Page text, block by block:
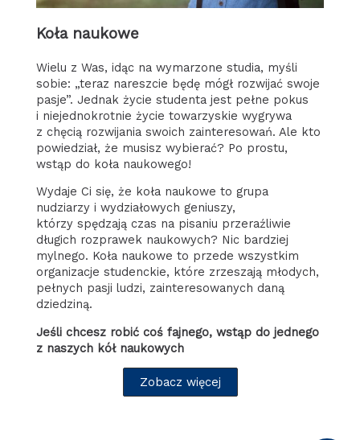
Koła naukowe
Wielu z Was, idąc na wymarzone studia, myśli
sobie: „teraz nareszcie będę mógł rozwijać swoje
pasje”. Jednak życie studenta jest pełne pokus
i niejednokrotnie życie towarzyskie wygrywa
z chęcią rozwijania swoich zainteresowań. Ale kto
powiedział, że musisz wybierać? Po prostu,
wstąp do koła naukowego!
Wydaje Ci się, że koła naukowe to grupa
nudziarzy i wydziałowych geniuszy,
którzy spędzają czas na pisaniu przeraźliwie
długich rozprawek naukowych? Nic bardziej
mylnego. Koła naukowe to przede wszystkim
organizacje studenckie, które zrzeszają młodych,
pełnych pasji ludzi, zainteresowanych daną
dziedziną.
Jeśli chcesz robić coś fajnego, wstąp do jednego
z naszych kół naukowych
Zobacz więcej